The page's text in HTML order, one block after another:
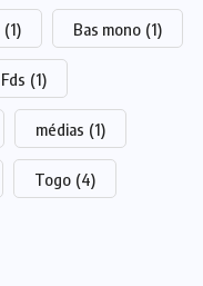
(1) Bas mono (1)
Fds (1)
médias (1)
Togo (4)